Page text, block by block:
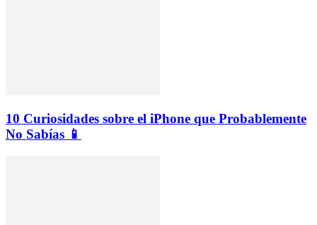
10 Curiosidades sobre el iPhone que Probablemente
No Sabías 📱